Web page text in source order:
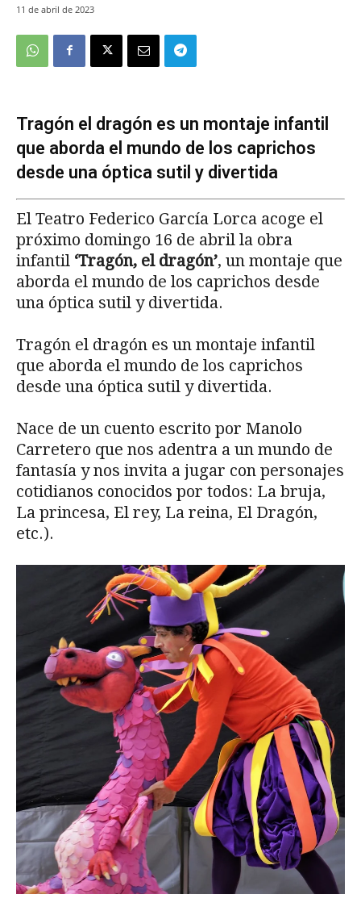
11 de abril de 2023
Tragón el dragón es un montaje infantil
que aborda el mundo de los caprichos
desde una óptica sutil y divertida
El Teatro Federico García Lorca acoge el
próximo domingo 16 de abril la obra
infantil ‘Tragón, el dragón’, un montaje que
aborda el mundo de los caprichos desde
una óptica sutil y divertida.
Tragón el dragón es un montaje infantil
que aborda el mundo de los caprichos
desde una óptica sutil y divertida.
Nace de un cuento escrito por Manolo
Carretero que nos adentra a un mundo de
fantasía y nos invita a jugar con personajes
cotidianos conocidos por todos: La bruja,
La princesa, El rey, La reina, El Dragón,
etc.).